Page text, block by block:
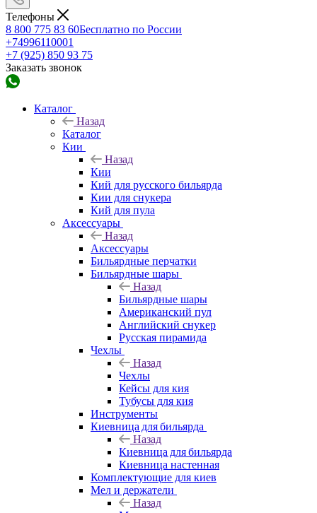
Телефоны
8 800 775 83 60Бесплатно по России
+74996110001
+7 (925) 850 93 75
Заказать звонок
Каталог
Назад
Каталог
Кии
Назад
Кии
Кий для русского бильярда
Кии для снукера
Кий для пула
Аксессуары
Назад
Аксессуары
Бильярдные перчатки
Бильярдные шары
Назад
Бильярдные шары
Американский пул
Английский снукер
Русская пирамида
Чехлы
Назад
Чехлы
Кейсы для кия
Тубусы для кия
Инструменты
Киевница для бильярда
Назад
Киевница для бильярда
Киевница настенная
Комплектующие для киев
Мел и держатели
Назад